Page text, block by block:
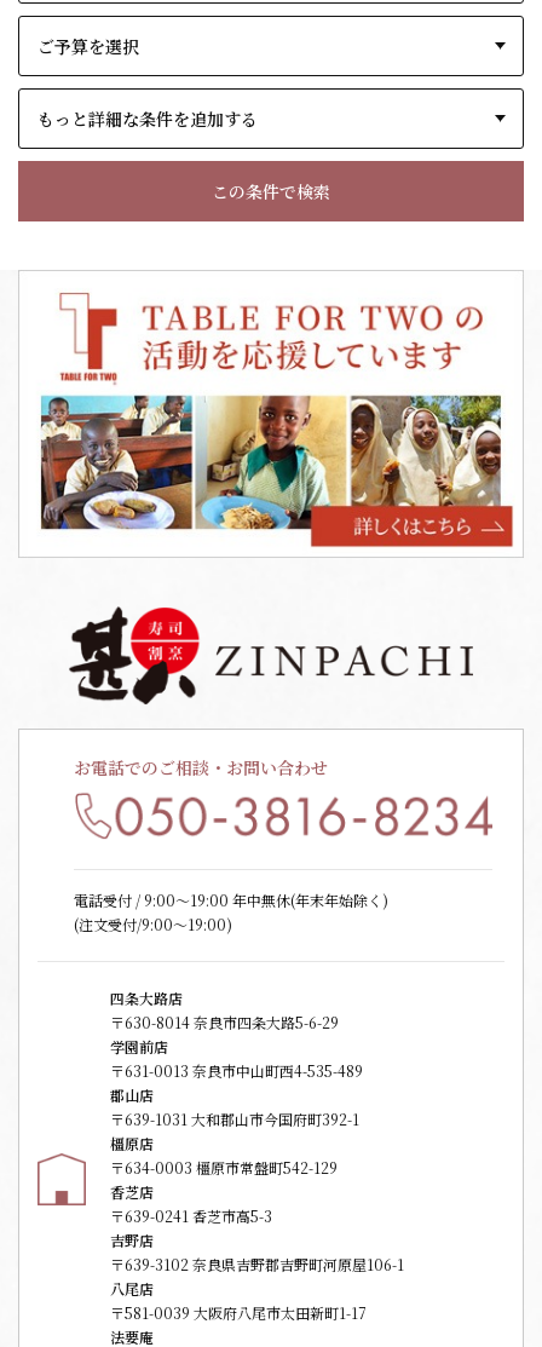
もっと詳細な条件を追加する
この条件で検索
お電話でのご相談・お問い合わせ
電話受付 / 9:00〜19:00 年中無休(年末年始除く)
(注文受付/9:00～19:00)
四条大路店
〒630-8014 奈良市四条大路5-6-29
学園前店
〒631-0013 奈良市中山町西4-535-489
郡山店
〒639-1031 大和郡山市今国府町392-1
橿原店
〒634-0003 橿原市常盤町542-129
香芝店
〒639-0241 香芝市高5-3
吉野店
〒639-3102 奈良県吉野郡吉野町河原屋106-1
八尾店
〒581-0039 大阪府八尾市太田新町1-17
法要庵